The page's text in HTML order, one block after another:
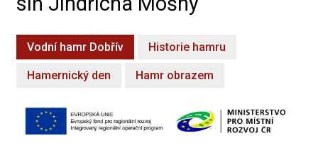
Vodní hamr Dobřív Historie hamru
Hamernický den Hamr obrazem